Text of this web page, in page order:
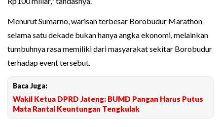
Menurut Sumarno, warisan terbesar Borobudur Marathon
selama satu dekade bukan hanya angka ekonomi, melainkan
tumbuhnya rasa memiliki dari masyarakat sekitar Borobudur
terhadap event tersebut.
Baca Juga:
Wakil Ketua DPRD Jateng: BUMD Pangan Harus Putus
Mata Rantai Keuntungan Tengkulak